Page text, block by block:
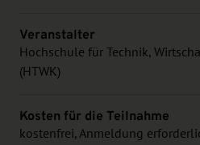
Veranstalter
Hochschule für Technik,
(HTWK)
Kosten für die Teilnahme
kostenfrei, Anmeldung